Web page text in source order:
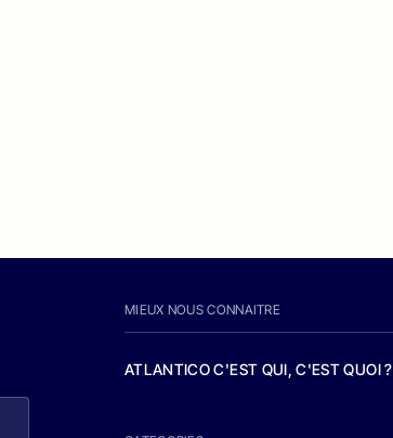
MIEUX NOUS CONNAITRE
ATLANTICO C'EST QUI, C'EST QUOI ?